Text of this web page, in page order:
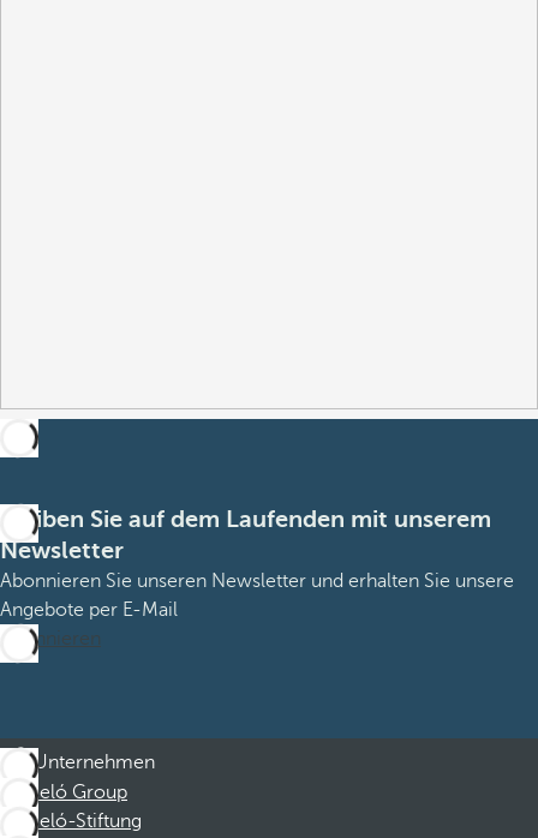
Bleiben Sie auf dem Laufenden mit unserem
Newsletter
Abonnieren Sie unseren Newsletter und erhalten Sie unsere
Angebote per E-Mail
Abonnieren
Unternehmen
Barceló Group
Barceló-Stiftung